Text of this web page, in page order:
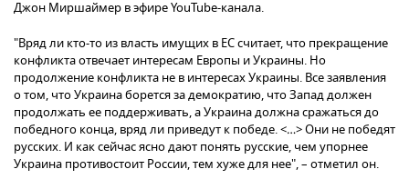
Джон Миршаймер в эфире YouTube-канала.
"Вряд ли кто-то из власть имущих в ЕС считает, что прекращение
конфликта отвечает интересам Европы и Украины. Но
продолжение конфликта не в интересах Украины. Все заявления
о том, что Украина борется за демократию, что Запад должен
продолжать ее поддерживать, а Украина должна сражаться до
победного конца, вряд ли приведут к победе. <…> Они не победят
русских. И как сейчас ясно дают понять русские, чем упорнее
Украина противостоит России, тем хуже для нее", – отметил он.